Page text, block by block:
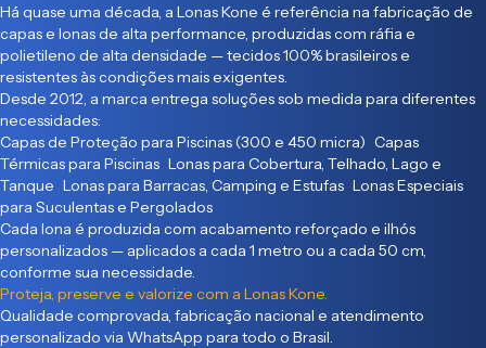
Há quase uma década, a Lonas Kone é referência na fabricação de
capas e lonas de alta performance, produzidas com ráfia e
polietileno de alta densidade — tecidos 100% brasileiros e
resistentes às condições mais exigentes.
Desde 2012, a marca entrega soluções sob medida para diferentes
necessidades:
Capas de Proteção para Piscinas (300 e 450 micra) Capas
Térmicas para Piscinas Lonas para Cobertura, Telhado, Lago e
Tanque Lonas para Barracas, Camping e Estufas Lonas Especiais
para Suculentas e Pergolados
Cada lona é produzida com acabamento reforçado e ilhós
personalizados — aplicados a cada 1 metro ou a cada 50 cm,
conforme sua necessidade.
Proteja, preserve e valorize com a Lonas Kone.
Qualidade comprovada, fabricação nacional e atendimento
personalizado via WhatsApp para todo o Brasil.